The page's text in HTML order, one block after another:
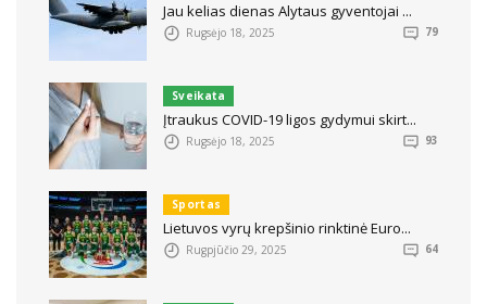
Jau kelias dienas Alytaus gyventojai ...
Rugsėjo 18, 2025 79
Sveikata
Įtraukus COVID-19 ligos gydymui skirt...
Rugsėjo 18, 2025 93
Sportas
Lietuvos vyrų krepšinio rinktinė Euro...
Rugpjūčio 29, 2025 64